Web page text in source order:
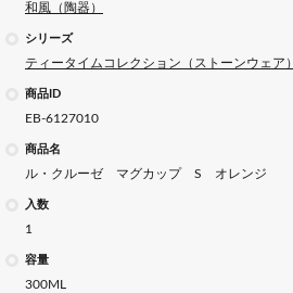
和風（陶器）
シリーズ
ティータイムコレクション（ストーンウェア）
商品ID
EB-6127010
商品名
ル・クルーゼ マグカップ S オレンジ
入数
1
容量
300ML